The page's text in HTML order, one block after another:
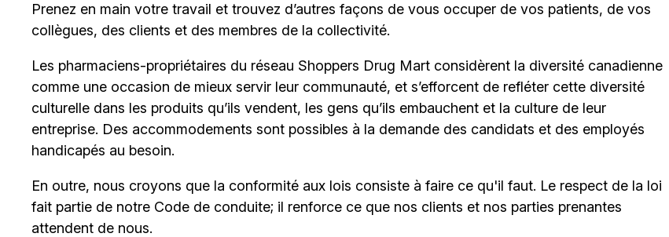
Prenez en main votre travail et trouvez d’autres façons de vous occuper de vos patients, de vos
collègues, des clients et des membres de la collectivité.
Les pharmaciens-propriétaires du réseau Shoppers Drug Mart considèrent la diversité canadienne
comme une occasion de mieux servir leur communauté, et s’efforcent de refléter cette diversité
culturelle dans les produits qu’ils vendent, les gens qu’ils embauchent et la culture de leur
entreprise. Des accommodements sont possibles à la demande des candidats et des employés
handicapés au besoin.
En outre, nous croyons que la conformité aux lois consiste à faire ce qu'il faut. Le respect de la loi
fait partie de notre Code de conduite; il renforce ce que nos clients et nos parties prenantes
attendent de nous.